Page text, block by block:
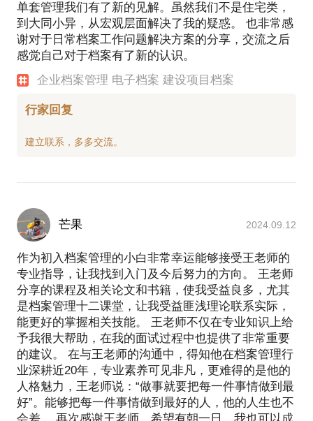
如何高效的从事档案整理工作
如何更好的进行档案数字化工作
如何挑选、管理、运维档案管理系统
档案管理制度及相关流程的建立
如何挑选合适的企业从事档案工作
理，负责数字档案管理系统产品规划、数字档案标准
规范撰写、数学档案系统需求调研及培训工作。
2024年至今，在中建智地任职档案管理总监，全面负
责公司档案管理工作。
站在时间的路口，感谢现在的自己，对过去负责，为
单套管理我们有了新的见解。虽然我们不是住宅类，
到大同小异，从宏观层面解决了我的疑惑。 也非常感
谢对于日常档案工作问题解决方案的分享，交流之后
感觉自己对于档案有了新的认识。
企业档案管理 电子档案 建设项目档案
行家回复
芒果 2024.09.12
作为初入档案管理的小白非常幸运能够接受王老师的
专业指导，让我找到入门及今后努力的方向。 王老师
分享的课程及相关论文和书籍，使我受益良多，尤其
是档案管理十二课堂，让我受益匪浅理论联系实际，
能更好的掌握相关技能。 王老师不仅在专业知识上给
予我很大帮助，在我的面试过程中也提供了非常重要
的建议。 在与王老师的沟通中，得知他在档案管理行
业深耕近20年，专业素养可见非凡，更难得的是他的
人格魅力，王老师说：“做事就要把每一件事情做到最
好”。能够把每一件事情做到最好的人，他的人生也不